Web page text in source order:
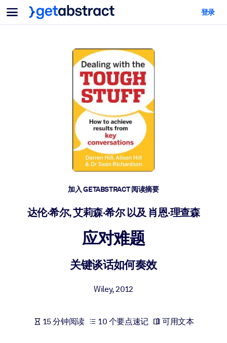
菜单
面向团队与管理者
为您的员工配备关键的人工智能技能。
帮助您的管理者为未来的工作时代做好准备。
让团队更轻松地共同学习、解决实际问题并更快采取行动。
技能提升与重塑
培养您的员工应对未来挑战所需的技能。
将简短且经过验证的知识引入您的 LMS/LXP，以获得更强的学习效
面向人工智能系统
登录
加入 GETABSTRACT 阅读摘要
达伦·希尔, 艾莉森·希尔 以及 肖恩·理查森
应对难题
关键谈话如何奏效
Wiley,2012
15 分钟阅读 10 个要点速记 可用文本